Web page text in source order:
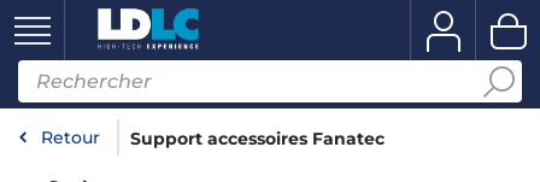
Retour Support accessoires Fanatec